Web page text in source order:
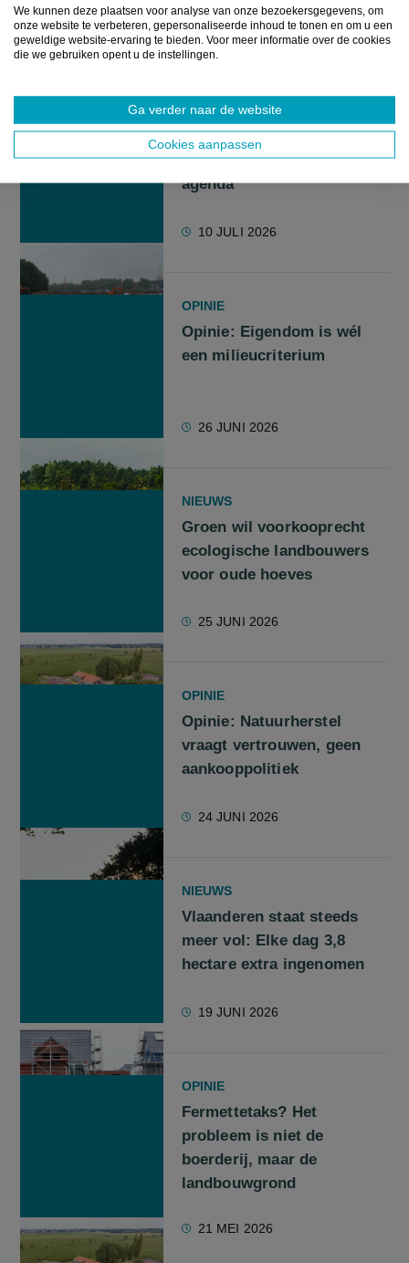
We kunnen deze plaatsen voor analyse van onze bezoekersgegevens, om
onze website te verbeteren, gepersonaliseerde inhoud te tonen en om u een
geweldige website-ervaring te bieden. Voor meer informatie over de cookies
die we gebruiken opent u de instellingen.
Ga verder naar de website
Cookies aanpassen
16 JULI 2026
NIEUWS
Omstreden leidingcorridors
keren terug op Vlaamse
agenda
10 JULI 2026
OPINIE
Opinie: Eigendom is wél
een milieucriterium
26 JUNI 2026
NIEUWS
Groen wil voorkooprecht
ecologische landbouwers
voor oude hoeves
25 JUNI 2026
OPINIE
Opinie: Natuurherstel
vraagt vertrouwen, geen
aankooppolitiek
24 JUNI 2026
NIEUWS
Vlaanderen staat steeds
meer vol: Elke dag 3,8
hectare extra ingenomen
19 JUNI 2026
OPINIE
Fermettetaks? Het
probleem is niet de
boerderij, maar de
landbouwgrond
21 MEI 2026